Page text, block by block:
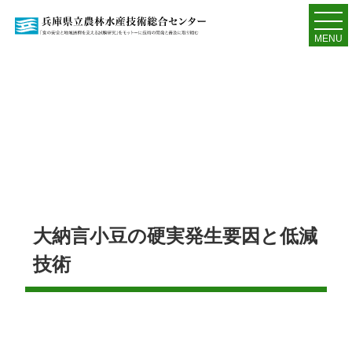
MENU
大納言小豆の硬実発生要因と低減
技術